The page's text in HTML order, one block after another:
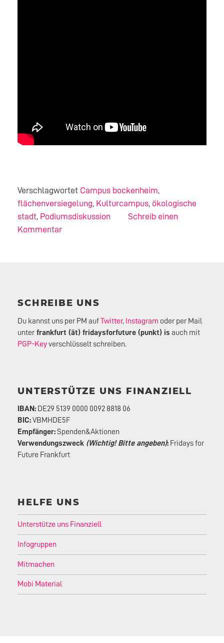
Verschlagwortet Campus bockenheim,
flächenversiegelung, Kulturcampus, ökologische
stadt, Podiumsdiskussion
Schreib einen
Kommentar
SCHREIBE UNS
Du kannst uns per PM aufTwitter, Instagram oder per Mail
unter frankfurt (ät) fridaysforfuture (punkt) is auch mit
PGP-Keyverschlüsselt schreiben.
UNTERSTÜTZE UNS FINANZIELL
IBAN: DE29 5139 0000 0092 8818 06
BIC:VBMHDE5F
Empfänger:Spenden&Aktionen
Verwendungszweck (Wichtig! Bitte angeben): Fridays for
Future Frankfurt
HELFE UNS
Unterstütze uns Finanziell
Infogruppen
Mitmachen
Mobi Material